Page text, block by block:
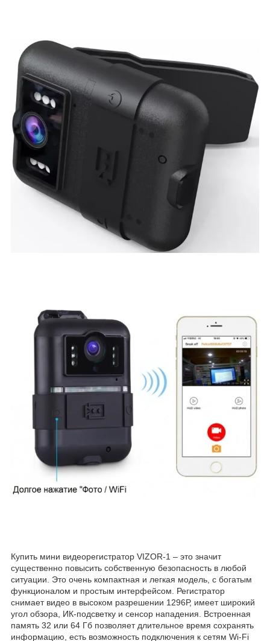
Купить мини видеорегистратор VIZOR-1 – это значит
существенно повысить собственную безопасность в любой
ситуации. Это очень компактная и легкая модель, с богатым
функционалом и простым интерфейсом. Регистратор
снимает видео в высоком разрешении 1296Р, имеет широкий
угол обзора, ИК-подсветку и сенсор нападения. Встроенная
память 32 или 64 Гб позволяет длительное время сохранять
информацию, есть возможность подключения к сетям Wi-Fi